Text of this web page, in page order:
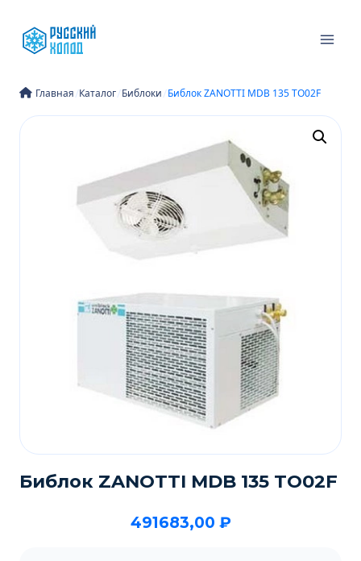
содержимому
Главная/Каталог/Библоки/Библок ZANOTTI MDB 135 TO02F
Библок ZANOTTI MDB 135 TO02F
491683,00 ₽